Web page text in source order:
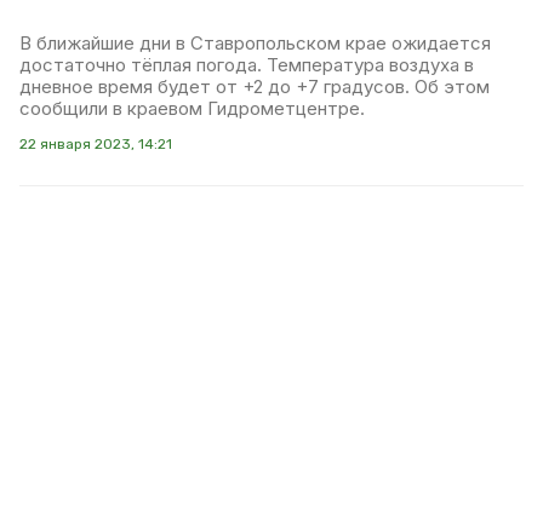
В ближайшие дни в Ставропольском крае ожидается
достаточно тёплая погода. Температура воздуха в
дневное время будет от +2 до +7 градусов. Об этом
сообщили в краевом Гидрометцентре.
22 января 2023, 14:21